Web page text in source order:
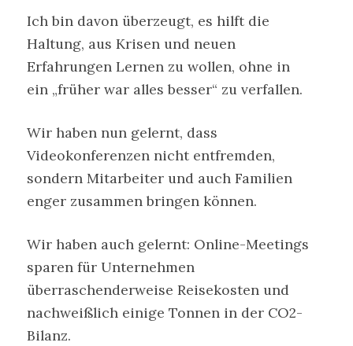
Ich bin davon überzeugt, es hilft die
Haltung, aus Krisen und neuen
Erfahrungen Lernen zu wollen, ohne in
ein „früher war alles besser“ zu verfallen.
Wir haben nun gelernt, dass
Videokonferenzen nicht entfremden,
sondern Mitarbeiter und auch Familien
enger zusammen bringen können.
Wir haben auch gelernt: Online-Meetings
sparen für Unternehmen
überraschenderweise Reisekosten und
nachweißlich einige Tonnen in der CO2-
Bilanz.